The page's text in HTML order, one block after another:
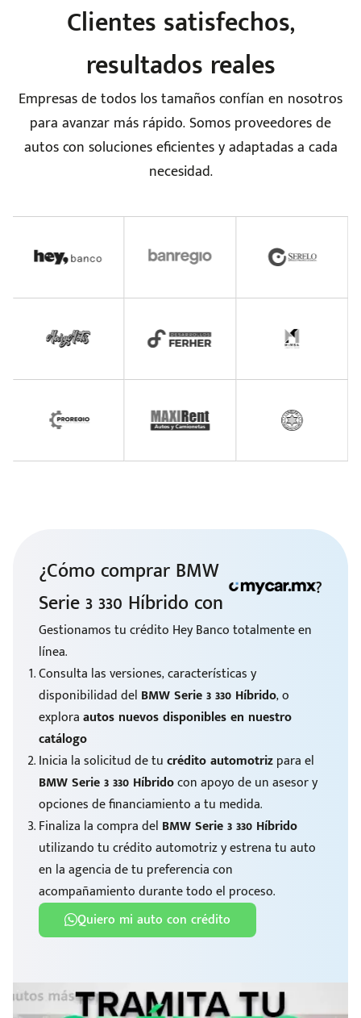
Clientes satisfechos,
resultados reales
Empresas de todos los tamaños confían en nosotros
para avanzar más rápido. Somos proveedores de
autos con soluciones eficientes y adaptadas a cada
necesidad.
¿Cómo comprar BMW
Serie 3 330 Híbrido con
?
Gestionamos tu crédito Hey Banco totalmente en
línea.
Consulta las versiones, características y
disponibilidad del BMW Serie 3 330 Híbrido, o
exploraautos nuevos disponibles en nuestro
catálogo
Inicia la solicitud de tucrédito automotrizpara el
BMW Serie 3 330 Híbridocon apoyo de un asesor y
opciones de financiamiento a tu medida.
Finaliza la compra del BMW Serie 3 330 Híbrido
utilizando tu crédito automotriz y estrena tu auto
en la agencia de tu preferencia con
acompañamiento durante todo el proceso.
Quiero mi auto con crédito